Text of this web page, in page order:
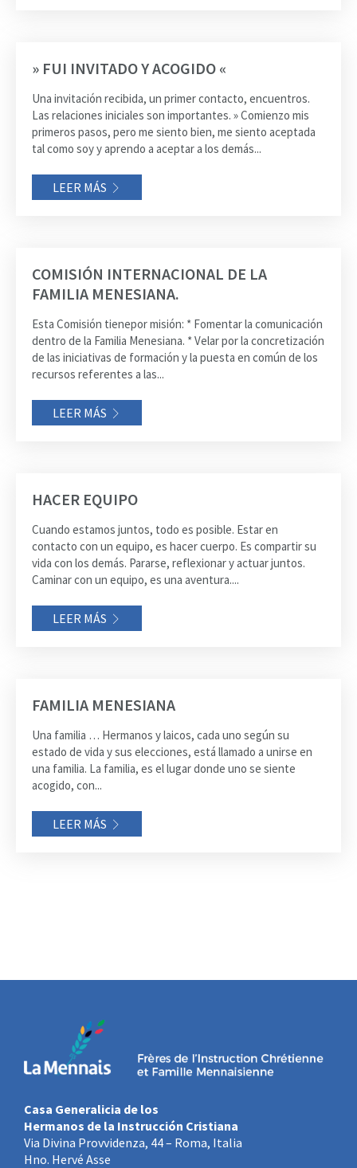
» FUI INVITADO Y ACOGIDO «
Una invitación recibida, un primer contacto, encuentros.
Las relaciones iniciales son importantes. » Comienzo mis
primeros pasos, pero me siento bien, me siento aceptada
tal como soy y aprendo a aceptar a los demás...
LEER MÁS
COMISIÓN INTERNACIONAL DE LA
FAMILIA MENESIANA.
Esta Comisión tienepor misión: * Fomentar la comunicación
dentro de la Familia Menesiana. * Velar por la concretización
de las iniciativas de formación y la puesta en común de los
recursos referentes a las...
LEER MÁS
HACER EQUIPO
Cuando estamos juntos, todo es posible. Estar en
contacto con un equipo, es hacer cuerpo. Es compartir su
vida con los demás. Pararse, reflexionar y actuar juntos.
Caminar con un equipo, es una aventura....
LEER MÁS
FAMILIA MENESIANA
Una familia … Hermanos y laicos, cada uno según su
estado de vida y sus elecciones, está llamado a unirse en
una familia. La familia, es el lugar donde uno se siente
acogido, con...
LEER MÁS
Casa Generalicia de los
Hermanos de la Instrucción Cristiana
Via Divina Provvidenza, 44 – Roma, Italia
Hno. Hervé Asse